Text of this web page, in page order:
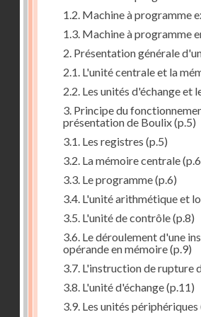
1.2. Machine à programme
1.3. Machine à programme
2. Présentation générale
2.1. L'unité centrale et la
2.2. Les unités d'échange et
3. Principe du
présentation de Boulix(p.5)
3.1. Les registres (p.5)
3.2. La mémoire centrale
3.3. Le programme(p.6)
3.4. L'unité arithmétique et
3.5. L'unité de contrôle(p.8)
3.6. Le déroulement d'une
opérande en mémoire(p.9)
3.7. L'instruction de rupture
3.8. L'unité d'échange(p.11)
3.9. Les unités périphériques